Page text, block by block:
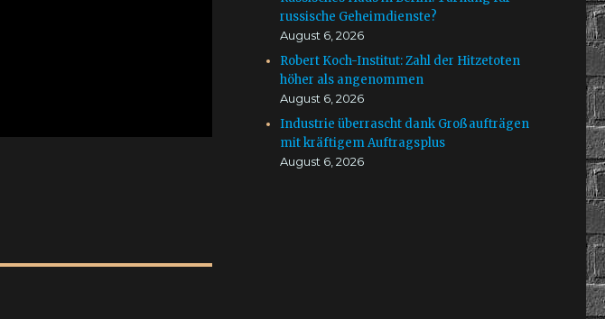
russische Geheimdienste?
August 6, 2026
Robert Koch-Institut: Zahl der Hitzetoten
höher als angenommen
August 6, 2026
Industrie überrascht dank Großaufträgen
mit kräftigem Auftragsplus
August 6, 2026